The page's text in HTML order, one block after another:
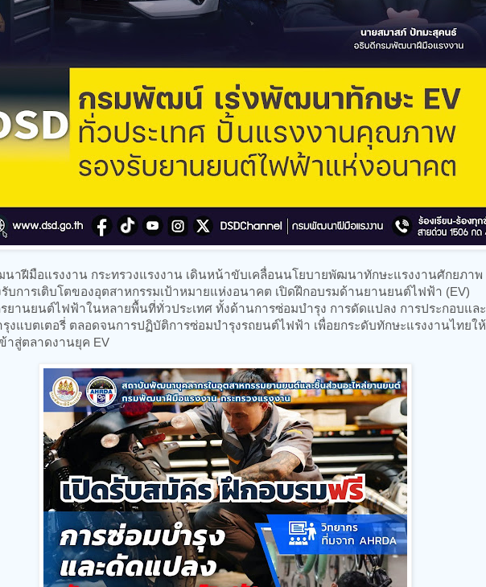
าฝีมือแรงงาน กระทรวงแรงงาน เดินหน้าขับเคลื่อนนโยบายพัฒนาทักษะแรงงานศักยภาพ
รับการเติบโตของอุตสาหกรรมเป้าหมายแห่งอนาคต เปิดฝึกอบรมด้านยานยนต์ไฟฟ้า (EV)
ยานยนต์ไฟฟ้าในหลายพื้นที่ทั่วประเทศ ทั้งด้านการซ่อมบำรุง การดัดแปลง การประกอบและ
งแบตเตอรี่ ตลอดจนการปฏิบัติการซ่อมบำรุงรถยนต์ไฟฟ้า เพื่อยกระดับทักษะแรงงานไทยให้
าสู่ตลาดงานยุค EV